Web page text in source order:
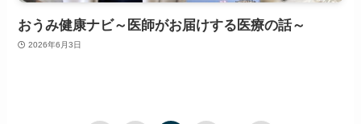
おうみ健康ナビ～医師がお届けする医療の話～
2026年6月3日